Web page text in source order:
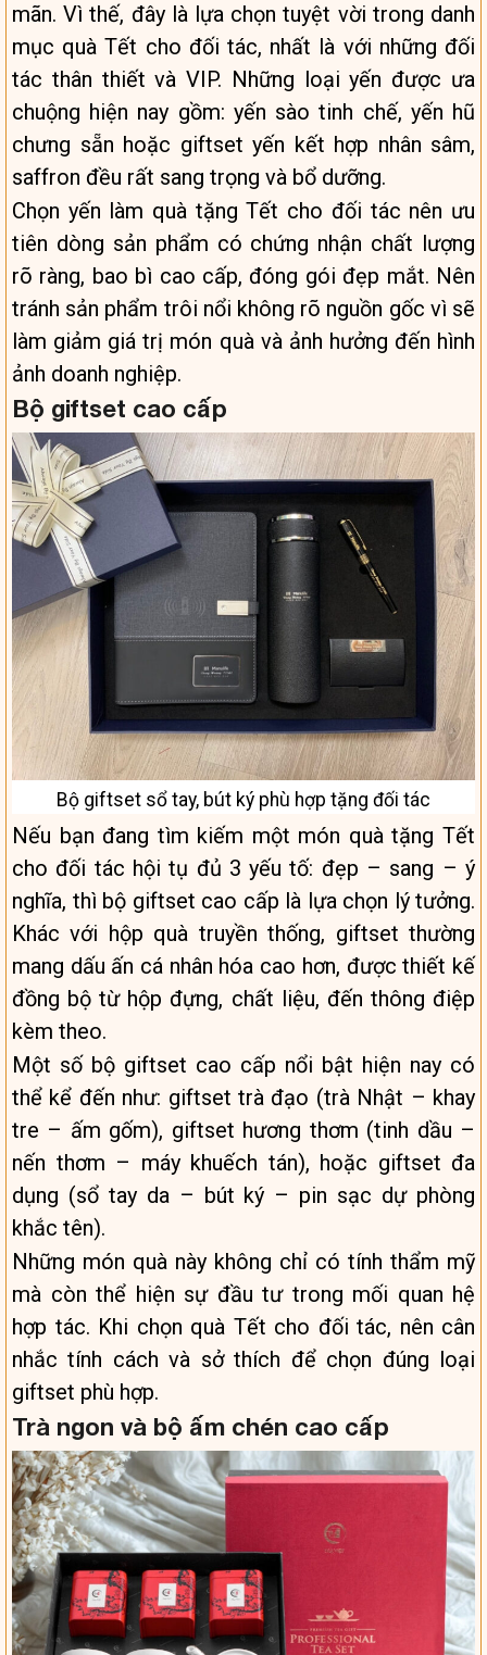
mãn. Vì thế, đây là lựa chọn tuyệt vời trong danh
mục quà Tết cho đối tác, nhất là với những đối
tác thân thiết và VIP. Những loại yến được ưa
chuộng hiện nay gồm: yến sào tinh chế, yến hũ
chưng sẵn hoặc giftset yến kết hợp nhân sâm,
saffron đều rất sang trọng và bổ dưỡng.
Chọn yến làm quà tặng Tết cho đối tác nên ưu
tiên dòng sản phẩm có chứng nhận chất lượng
rõ ràng, bao bì cao cấp, đóng gói đẹp mắt. Nên
tránh sản phẩm trôi nổi không rõ nguồn gốc vì sẽ
làm giảm giá trị món quà và ảnh hưởng đến hình
ảnh doanh nghiệp.
Bộ giftset cao cấp
Bộ giftset sổ tay, bút ký phù hợp tặng đối tác
Nếu bạn đang tìm kiếm một món quà tặng Tết
cho đối tác hội tụ đủ 3 yếu tố: đẹp – sang – ý
nghĩa, thì bộ giftset cao cấp là lựa chọn lý tưởng.
Khác với hộp quà truyền thống, giftset thường
mang dấu ấn cá nhân hóa cao hơn, được thiết kế
đồng bộ từ hộp đựng, chất liệu, đến thông điệp
kèm theo.
Một số bộ giftset cao cấp nổi bật hiện nay có
thể kể đến như: giftset trà đạo (trà Nhật – khay
tre – ấm gốm), giftset hương thơm (tinh dầu –
nến thơm – máy khuếch tán), hoặc giftset đa
dụng (sổ tay da – bút ký – pin sạc dự phòng
khắc tên).
Những món quà này không chỉ có tính thẩm mỹ
mà còn thể hiện sự đầu tư trong mối quan hệ
hợp tác. Khi chọn quà Tết cho đối tác, nên cân
nhắc tính cách và sở thích để chọn đúng loại
giftset phù hợp.
Trà ngon và bộ ấm chén cao cấp